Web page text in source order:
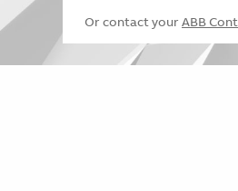
Or contact your ABB